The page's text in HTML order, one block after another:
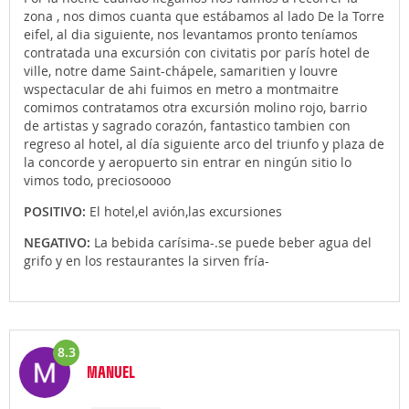
zona , nos dimos cuanta que estábamos al lado De la Torre
eifel, al dia siguiente, nos levantamos pronto teníamos
contratada una excursión con civitatis por parís hotel de
ville, notre dame Saint-chápele, samaritien y louvre
wspectacular de ahi fuimos en metro a montmaitre
comimos contratamos otra excursión molino rojo, barrio
de artistas y sagrado corazón, fantastico tambien con
regreso al hotel, al día siguiente arco del triunfo y plaza de
la concorde y aeropuerto sin entrar en ningún sitio lo
vimos todo, preciosoooo
POSITIVO: El hotel,el avión,las excursiones
NEGATIVO: La bebida carísima-.se puede beber agua del
grifo y en los restaurantes la sirven fría-
8.3
MANUEL